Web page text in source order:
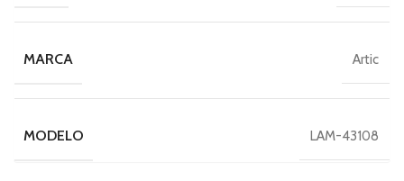
MARCA Artic
MODELO LAM-43108